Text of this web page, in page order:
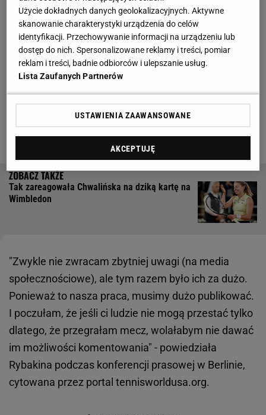
Kolejnym etapem przygotowań do Wimbledonu
będzie dla Rybakiny turniej w Berlinie. W dobrejgrze
tenisistce ma pomóc ucieczka z sieci. Wiceliderka
rankingu WTA postanowiła dezaktywować swoje
konta w mediach społecznościowych, co
potwierdziła na konferencji prasowej przed startem
rozgrywek. Taka decyzja była spodowana hejtem,
który w internecie spotkał Rybakinę.
Tak zareagowała Chwalińska na dziką kartę na
Wimbledon
"Zwykle nie zwracam zbytniej uwagi (na media
społecznościowe), ale tym razem było ich za dużo.
Ponieważ to nasza praca, musimy dużo publikować.
I poczułam, że jeśli ci ludzie nie mogą przestać tylko
dlatego, że przegrałam mecz, wolałabym nie dawać
im możliwości komentowania" - powiedziała
Rybakina podczas konferencji prasowej w Berlinie,
cytowana przez portal tennisworldusa.org.
Użycie dokładnych danych geolokalizacyjnych. Aktywne
skanowanie charakterystyki urządzenia do celów
identyfikacji. Przechowywanie informacji na urządzeniu lub
dostęp do nich. Spersonalizowane reklamy i treści, pomiar
reklam i treści, badnie odbiorców i ulepszanie usług.
Lista Zaufanych Partnerów
USTAWIENIA ZAAWANSOWANE
AKCEPTUJĘ